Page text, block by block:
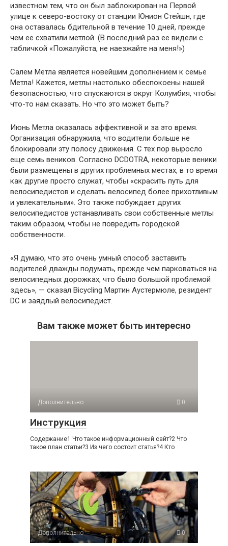
известном тем, что он был заблокирован на Первой
улице к северо-востоку от станции Юнион Стейшн, где
она оставалась бдительной в течение 10 дней, прежде
чем ее схватили метлой. (В последний раз ее видели с
табличкой «Пожалуйста, не наезжайте на меня!»)
Салем Метла является новейшим дополнением к семье
Метла! Кажется, метлы настолько обеспокоены нашей
безопасностью, что спускаются в округ Колумбия, чтобы
что-то нам сказать. Но что это может быть?
Июнь Метла оказалась эффективной и за это время.
Организация обнаружила, что водители больше не
блокировали эту полосу движения. С тех пор выросло
еще семь веников. Согласно DCDOTRA, некоторые веники
были размещены в других проблемных местах, в то время
как другие просто служат, чтобы «скрасить путь для
велосипедистов и сделать велосипед более прихотливым
и увлекательным». Это также побуждает других
велосипедистов устанавливать свои собственные метлы
таким образом, чтобы не повредить городской
собственности.
«Я думаю, что это очень умный способ заставить
водителей дважды подумать, прежде чем парковаться на
велосипедных дорожках, что было большой проблемой
здесь», — сказал Bicycling Мартин Аустермюле, резидент
DC и заядлый велосипедист.
Вам также может быть интересно
Дополнительно 0
Инструкция
Содержание1 Что такое информационный сайт?2 Что
такое план статьи?3 Из чего состоит статья?4 Кто
Дополнительно 0